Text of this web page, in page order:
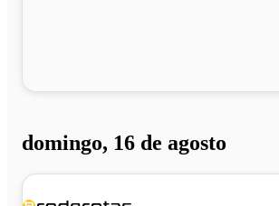
domingo, 16 de agosto